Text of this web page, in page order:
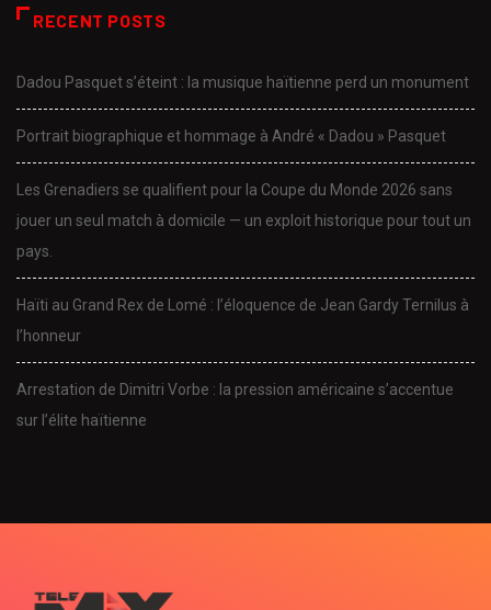
RECENT POSTS
Dadou Pasquet s’éteint : la musique haïtienne perd un monument
Portrait biographique et hommage à André « Dadou » Pasquet
Les Grenadiers se qualifient pour la Coupe du Monde 2026 sans
jouer un seul match à domicile — un exploit historique pour tout un
pays.
Haïti au Grand Rex de Lomé : l’éloquence de Jean Gardy Ternilus à
l’honneur
Arrestation de Dimitri Vorbe : la pression américaine s’accentue
sur l’élite haïtienne